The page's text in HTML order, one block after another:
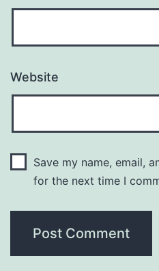
Website
Save my name, email,
for the next time I